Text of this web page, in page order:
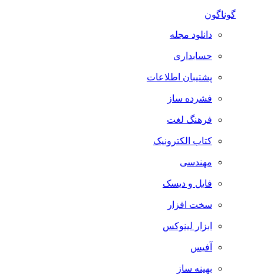
گوناگون
دانلود مجله
حسابداری
پشتیبان اطلاعات
فشرده ساز
فرهنگ لغت
کتاب الکترونیک
مهندسی
فایل و دیسک
سخت افزار
ابزار لینوکس
آفیس
بهینه ساز